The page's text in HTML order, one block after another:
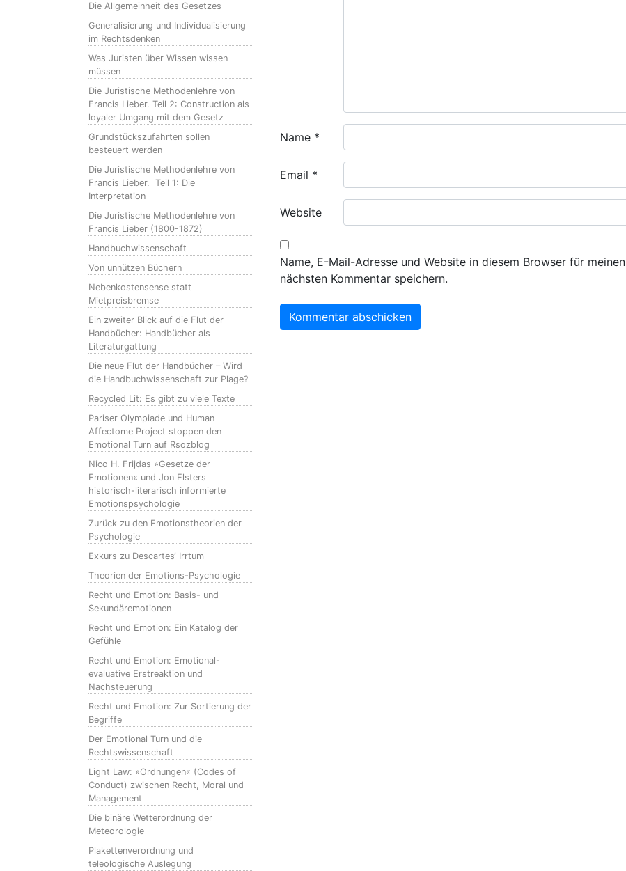
Die Allgemeinheit des Gesetzes
Generalisierung und Individualisierung
im Rechtsdenken
Was Juristen über Wissen wissen
müssen
Die Juristische Methodenlehre von
Francis Lieber. Teil 2: Construction als
loyaler Umgang mit dem Gesetz
Grundstückszufahrten sollen
besteuert werden
Die Juristische Methodenlehre von
Francis Lieber. Teil 1: Die
Interpretation
Die Juristische Methodenlehre von
Francis Lieber (1800-1872)
Handbuchwissenschaft
Von unnützen Büchern
Nebenkostensense statt
Mietpreisbremse
Ein zweiter Blick auf die Flut der
Handbücher: Handbücher als
Literaturgattung
Die neue Flut der Handbücher – Wird
die Handbuchwissenschaft zur Plage?
Recycled Lit: Es gibt zu viele Texte
Pariser Olympiade und Human
Affectome Project stoppen den
Emotional Turn auf Rsozblog
Nico H. Frijdas »Gesetze der
Emotionen« und Jon Elsters
historisch-literarisch informierte
Emotionspsychologie
Zurück zu den Emotionstheorien der
Psychologie
Exkurs zu Descartes‘ Irrtum
Theorien der Emotions-Psychologie
Recht und Emotion: Basis- und
Sekundäremotionen
Recht und Emotion: Ein Katalog der
Gefühle
Recht und Emotion: Emotional-
evaluative Erstreaktion und
Nachsteuerung
Recht und Emotion: Zur Sortierung der
Begriffe
Der Emotional Turn und die
Rechtswissenschaft
Light Law: »Ordnungen« (Codes of
Conduct) zwischen Recht, Moral und
Management
Die binäre Wetterordnung der
Meteorologie
Plakettenverordnung und
teleologische Auslegung
Name *
Email *
Website
Name, E-Mail-Adresse und Website in diesem Browser für meinen
nächsten Kommentar speichern.